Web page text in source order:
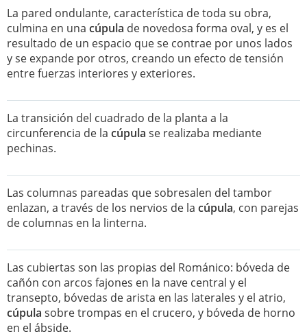
La pared ondulante, característica de toda su obra,
culmina en una cúpula de novedosa forma oval, y es el
resultado de un espacio que se contrae por unos lados
y se expande por otros, creando un efecto de tensión
entre fuerzas interiores y exteriores.
La transición del cuadrado de la planta a la
circunferencia de la cúpula se realizaba mediante
pechinas.
Las columnas pareadas que sobresalen del tambor
enlazan, a través de los nervios de la cúpula, con parejas
de columnas en la linterna.
Las cubiertas son las propias del Románico: bóveda de
cañón con arcos fajones en la nave central y el
transepto, bóvedas de arista en las laterales y el atrio,
cúpula sobre trompas en el crucero, y bóveda de horno
en el ábside.